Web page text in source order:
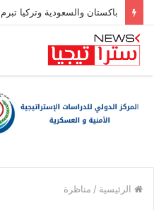
باكستان والسعودية وتركيا
الرئيسية / مناظرة